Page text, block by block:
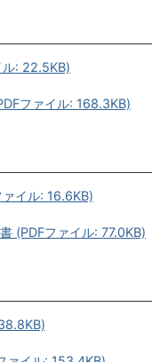
ル: 22.5KB)
ファイル: 168.3KB)
イル: 16.6KB)
(PDFファイル: 77.0KB)